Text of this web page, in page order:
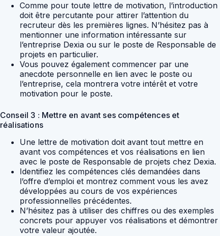
Comme pour toute lettre de motivation, l’introduction
doit être percutante pour attirer l’attention du
recruteur dès les premières lignes. N’hésitez pas à
mentionner une information intéressante sur
l’entreprise Dexia ou sur le poste de Responsable de
projets en particulier.
Vous pouvez également commencer par une
anecdote personnelle en lien avec le poste ou
l’entreprise, cela montrera votre intérêt et votre
motivation pour le poste.
Conseil 3 : Mettre en avant ses compétences et
réalisations
Une lettre de motivation doit avant tout mettre en
avant vos compétences et vos réalisations en lien
avec le poste de Responsable de projets chez Dexia.
Identifiez les compétences clés demandées dans
l’offre d’emploi et montrez comment vous les avez
développées au cours de vos expériences
professionnelles précédentes.
N’hésitez pas à utiliser des chiffres ou des exemples
concrets pour appuyer vos réalisations et démontrer
votre valeur ajoutée.